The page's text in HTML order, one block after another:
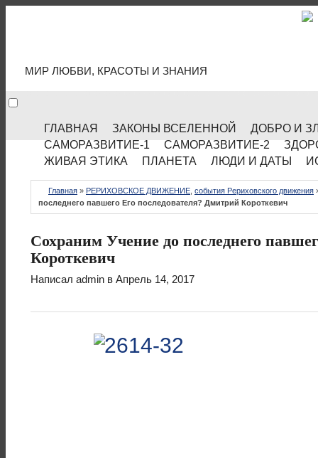
МИР ЛЮБВИ, КРАСОТЫ И ЗНАНИЯ
ГЛАВНАЯ ЗАКОНЫ ВСЕЛЕННОЙ
ДОБРО И
САМОРАЗВИТИЕ-1
САМОРАЗВИТИЕ-2
ЖИВАЯ ЭТИКА
ПЛАНЕТА ЛЮДИ И ДАТЫ
Главная » РЕРИХОВСКОЕ ДВИЖЕНИЕ события Рериховского движения
последнего павшего Его последователя? Дмитрий Короткевич
Сохраним Учение до последнего
Короткевич
Написал admin в Апрель 14, 2017